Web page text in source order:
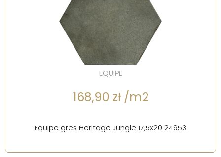
EQUIPE
168,90 zł /m2
Equipe gres Heritage Jungle 17,5x20 24953